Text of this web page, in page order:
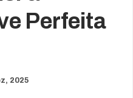
Perfeita
2025